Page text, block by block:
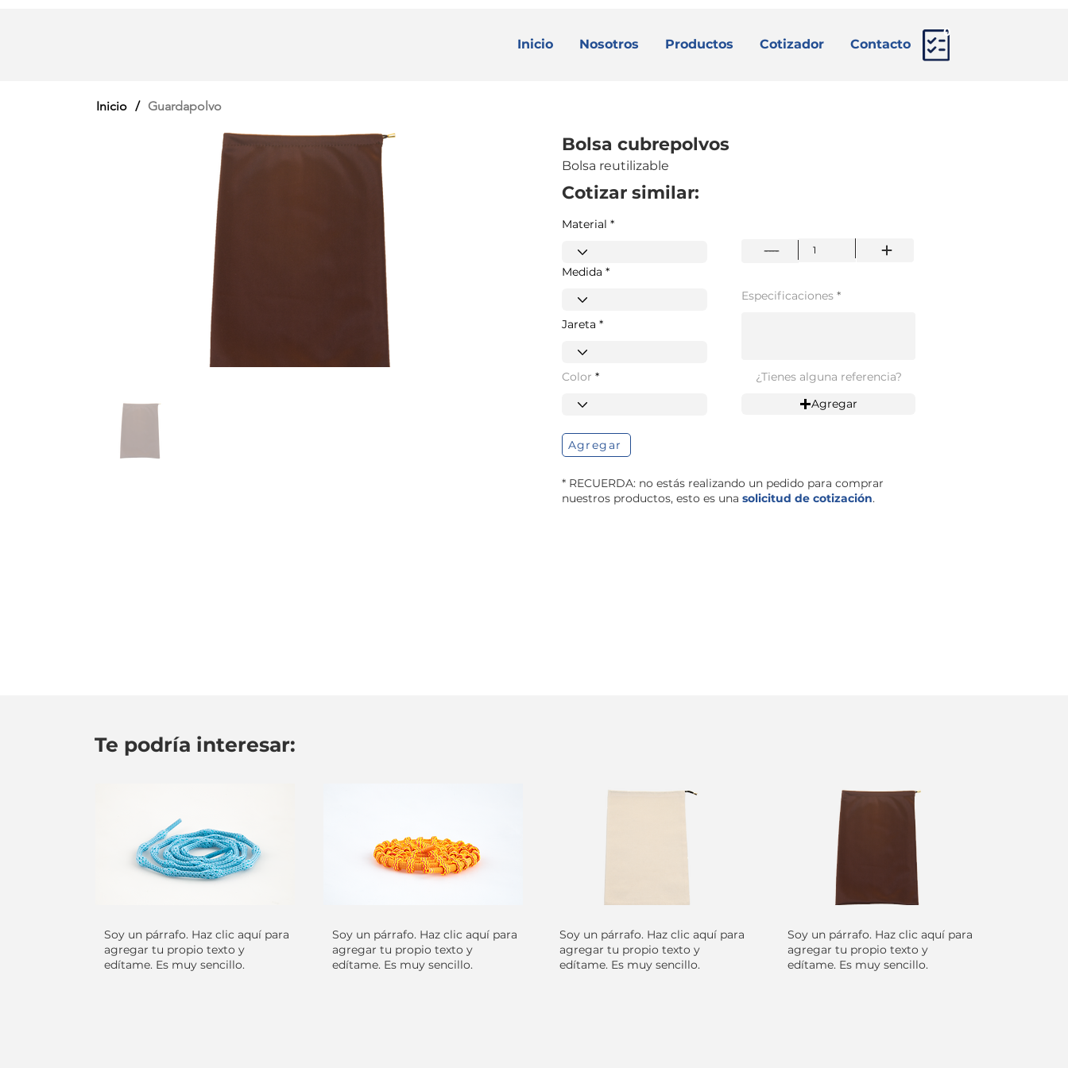
0
Inicio Nosotros Productos Cotizador Contacto
Inicio / Guardapolvo
Bolsa cubrepolvos
Bolsa reutilizable
Cotizar similar:
Material
Medida
Jareta
Color
Agregar
Especificaciones
¿Tienes alguna referencia?
Agregar
* RECUERDA: no estás realizando un pedido para comprar
nuestros productos, esto es una solicitud de cotización.
Te podría interesar:
Soy un párrafo. Haz clic aquí para
agregar tu propio texto y
edítame. Es muy sencillo.
Soy un párrafo. Haz clic aquí para
agregar tu propio texto y
edítame. Es muy sencillo.
Soy un párrafo. Haz clic aquí para
agregar tu propio texto y
edítame. Es muy sencillo.
Soy un párrafo. Haz clic aquí para
agregar tu propio texto y
edítame. Es muy sencillo.